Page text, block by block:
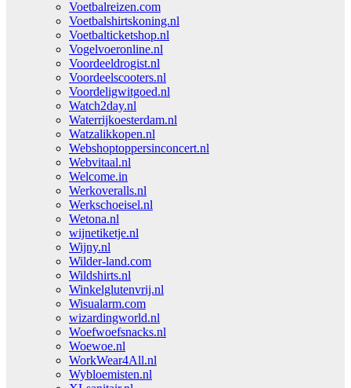
Voetbalreizen.com
Voetbalshirtskoning.nl
Voetbalticketshop.nl
Vogelvoeronline.nl
Voordeeldrogist.nl
Voordeelscooters.nl
Voordeligwitgoed.nl
Watch2day.nl
Waterrijkoesterdam.nl
Watzalikkopen.nl
Webshoptoppersinconcert.nl
Webvitaal.nl
Welcome.in
Werkoveralls.nl
Werkschoeisel.nl
Wetona.nl
wijnetiketje.nl
Wijny.nl
Wilder-land.com
Wildshirts.nl
Winkelglutenvrij.nl
Wisualarm.com
wizardingworld.nl
Woefwoefsnacks.nl
Woewoe.nl
WorkWear4All.nl
Wybloemisten.nl